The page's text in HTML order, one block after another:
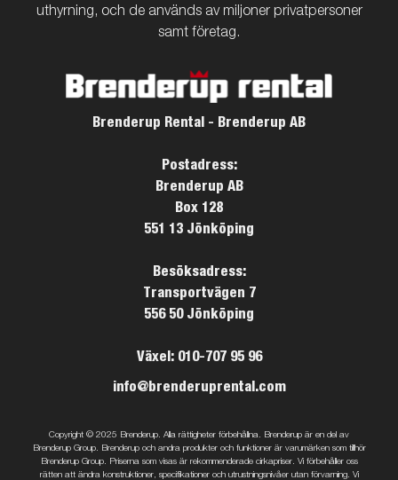
uthyrning, och de används av miljoner privatpersoner
samt företag.
Brenderup Rental - Brenderup AB
Postadress:
Brenderup AB
Box 128
551 13 Jönköping
Besöksadress:
Transportvägen 7
556 50 Jönköping
Växel: 010-707 95 96
info@brenderuprental.com
Copyright © 2025 Brenderup. Alla rättigheter förbehållna. Brenderup är en del av
Brenderup Group. Brenderup och andra produkter och funktioner är varumärken som tillhör
Brenderup Group. Priserna som visas är rekommenderade cirkapriser. Vi förbehåller oss
rätten att ändra konstruktioner, specifikationer och utrustningsnivåer utan förvarning. Vi